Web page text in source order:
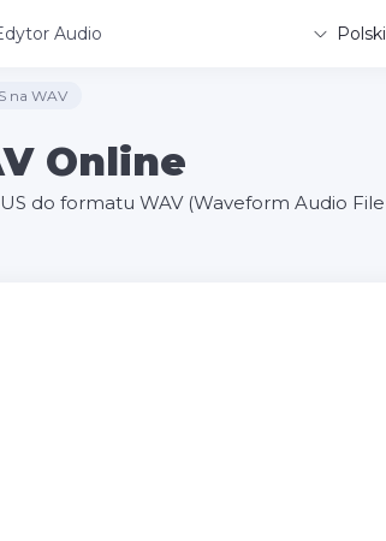
Audio Polski
na WAV
Online
do formatu WAV (Waveform Audio File